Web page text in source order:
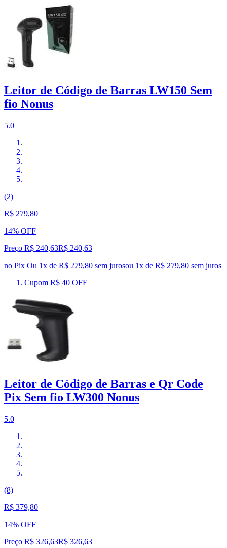
Leitor de Código de Barras LW150 Sem
fio Nonus
5.0
(2)
R$ 279,80
14% OFF
Preço R$ 240,63R$ 240,63
no Pix Ou 1x de R$ 279,80 sem jurosou 1x de R$ 279,80 sem juros
Cupom R$ 40 OFF
Leitor de Código de Barras e Qr Code
Pix Sem fio LW300 Nonus
5.0
(8)
R$ 379,80
14% OFF
Preço R$ 326,63R$ 326,63